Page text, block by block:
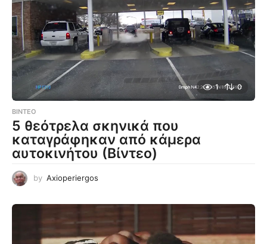
1 0
ΒΊΝΤΕΟ
5 θεότρελα σκηνικά που
καταγράφηκαν από κάμερα
αυτοκινήτου (Βίντεο)
by Axioperiergos